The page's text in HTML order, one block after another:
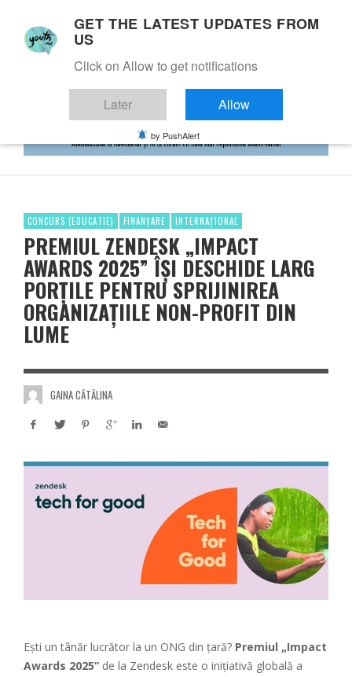
CONCURS (EDUCATIE) FINANȚARE INTERNAȚIONAL
PREMIUL ZENDESK „IMPACT
AWARDS 2025” ÎȘI DESCHIDE LARG
PORȚILE PENTRU SPRIJINIREA
ORGANIZAȚIILE NON-PROFIT DIN
LUME
GAINA CĂTĂLINA
Ești un tânăr lucrător la un ONG din țară? Premiul „Impact
Awards 2025” de la Zendesk este o inițiativă globală a
GET THE LATEST UPDATES FROM
US
Click on Allow to get notifications
Later Allow
by PushAlert